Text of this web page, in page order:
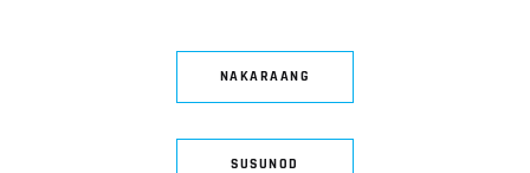
NAKARAANG
SUSUNOD